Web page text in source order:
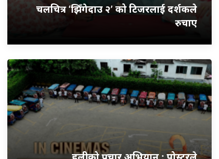
चलचित्र ‘झिँगेदाउ २’ को टिजरलाई दर्शकले
रुचाए